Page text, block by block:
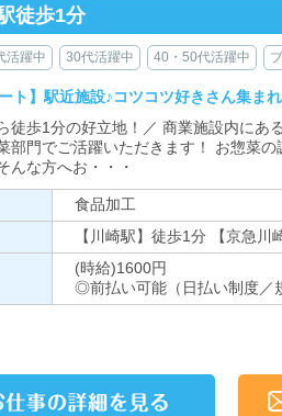
徒歩1分
活躍中 30代活躍中 40・50代活躍中
ト】駅近施設♪コツコツ好きさん集ま
徒歩1分の好立地！／ 商業施設内にあ
部門でご活躍いただきます！ お惣菜
んな方へお・・・
食品加工
【川崎駅】徒歩1分 【京急
(時給)1600円
◎前払い可能（日払い制度／